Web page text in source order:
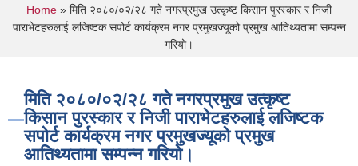
You are here
Home » मिति २०८०/०२/२८ गते नगरप्रमुख उत्कृष्ट किसान पुरस्कार र निजी
पाराभेटहरुलाई लजिष्टक सपोर्ट कार्यक्रम नगर प्रमुखज्यूको प्रमुख आतिथ्यतामा सम्पन्न
गरियो।
मिति २०८०/०२/२८ गते नगरप्रमुख उत्कृष्ट
किसान पुरस्कार र निजी पाराभेटहरुलाई लजिष्टक
सपोर्ट कार्यक्रम नगर प्रमुखज्यूको प्रमुख
आतिथ्यतामा सम्पन्न गरियो।